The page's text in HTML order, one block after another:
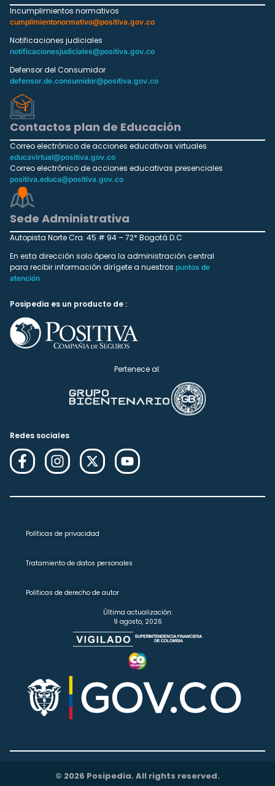
Incumplimientos normativos
cumplimientonormativo@positiva.gov.co
Notificaciones judiciales
notificacionesjudiciales@positiva.gov.co
Defensor del Consumidor
defensor.de.consumidor@positiva.gov.co
Contactos plan de Educación
Correo electrónico de acciones educativas virtuales
educavirtual@positiva.gov.co
Correo electrónico de acciones educativas presenciales
positiva.educa@positiva.gov.co
Sede Administrativa
Autopista Norte Cra. 45 # 94 – 72* Bogotá D.C
En esta dirección solo ópera la administración central
para recibir información dirígete a nuestros puntos de
atención
Posipedia es un producto de :
Pertenece al:
Redes sociales
Políticas de privacidad
Tratamiento de datos personales
Políticas de derecho de autor
Última actualización:
9 agosto, 2026
© 2026 Posipedia. All rights reserved.